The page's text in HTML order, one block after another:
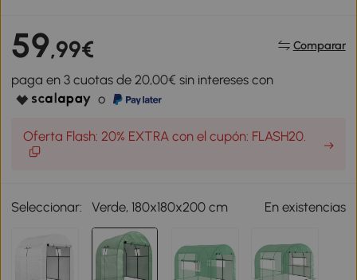
59,99€ Comparar
paga en 3 cuotas de 20,00€ sin intereses con
o
Oferta Flash: 20% EXTRA con el cupón: FLASH20.
Seleccionar: Verde, 180x180x200 cm En existencias